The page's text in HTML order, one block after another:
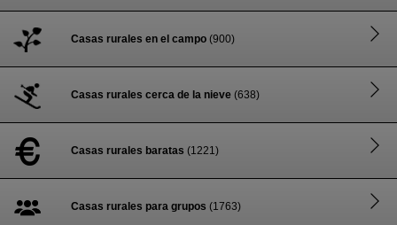
Casas rurales en el campo (900)
Casas rurales cerca de la nieve (638)
Casas rurales baratas (1221)
Casas rurales para grupos (1763)